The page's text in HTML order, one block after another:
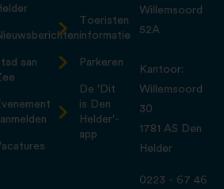
aan
Toeristen
informatie
Parkeren
De 'Dit
is Den
Helder'-
app
Willemsoord
52A
Kantoor:
Willemsoord
30
1781 AS Den
Helder
0223 - 67 46